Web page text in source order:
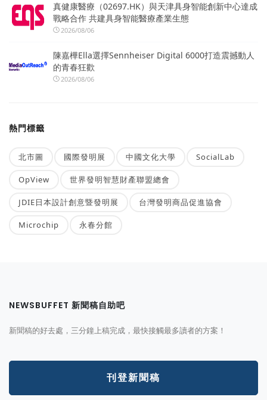
真健康醫療（02697.HK）與天津具身智能創新中心達成
戰略合作 共建具身智能醫療產業生態
2026/08/06
陳嘉樺Ella選擇Sennheiser Digital 6000打造震撼動人
的青春狂歡
2026/08/06
熱門標籤
北市圖 國際發明展 中國文化大學 SocialLab
OpView 世界發明智慧財產聯盟總會
JDIE日本設計創意暨發明展 台灣發明商品促進協會
Microchip 永春分館
NEWSBUFFET 新聞稿自助吧
新聞稿的好去處，三分鐘上稿完成，最快接觸最多讀者的方案！
刊登新聞稿